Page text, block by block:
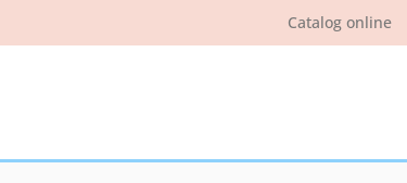
Catalog online